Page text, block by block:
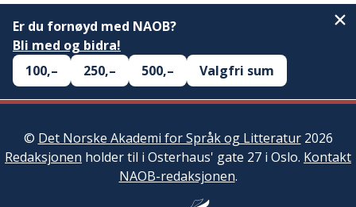
Er du fornøyd med NAOB?
Bli med og bidra!
100,–
250,– 500,– Valgfri sum
© Det Norske Akademi for Språk og Litteratur2026
Redaksjonen holder til i Osterhaus' gate 27 i Oslo. Kontakt
NAOB-redaksjonen.